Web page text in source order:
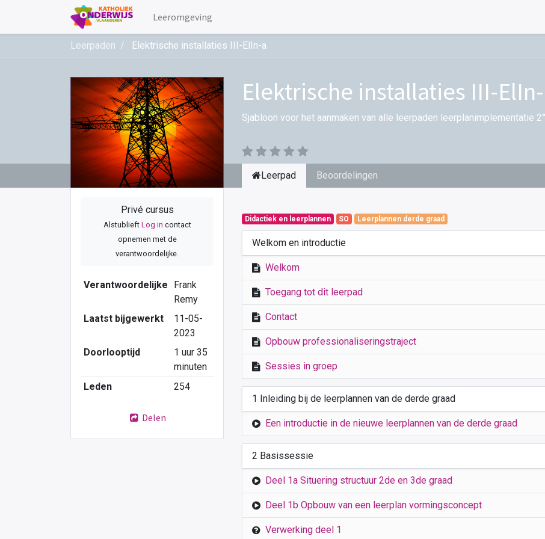
Leeromgeving
Leerpaden Elektrische installaties III-ElIn-a
Elektrische installaties III-
Sjabloon voor het aanmaken van alle leerpaden leerplanimplementatie
Privé cursus
Alstublieft Log in contact
opnemen met de
verantwoordelijke.
Verantwoordelijke
Frank
Remy
Laatst bijgewerkt
11-05-
2023
Doorlooptijd
1 uur 35
minuten
Leden
254
Delen
Leerpad Beoordelingen
Didactiek en leerplannen SO Leerplannen derde graad
Welkom en introductie
Welkom
Toegang tot dit leerpad
Contact
Opbouw professionaliseringstraject
Sessies in groep
1 Inleiding bij de leerplannen van de derde graad
Een introductie in de nieuwe leerplannen van de derde graad
2 Basissessie
Deel 1a Situering structuur 2de en 3de graad
Deel 1b Opbouw van een leerplan vormingsconcept
Verwerking deel 1